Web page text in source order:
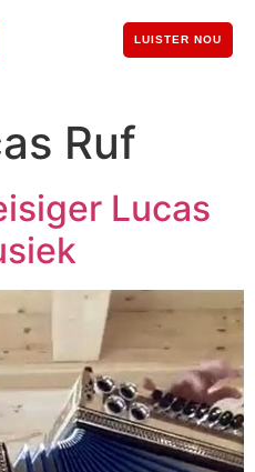
LUISTER NOU
Ruf
Lucas